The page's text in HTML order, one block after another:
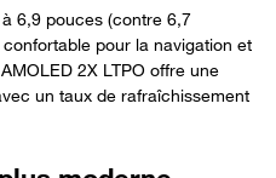
6,9 pouces (contre 6,7
pour la navigation et
2X LTPO offre une
un taux de rafraîchissement